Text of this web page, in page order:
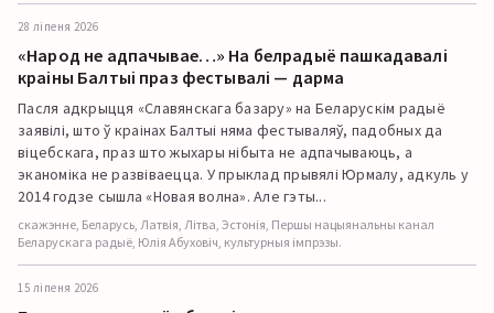
28 ліпеня 2026
«Народ не адпачывае…» На белрадыё пашкадавалі
краіны Балтыі праз фестывалі — дарма
Пасля адкрыцця «Славянскага базару» на Беларускім радыё
заявілі, што ў краінах Балтыі няма фестываляў, падобных да
віцебскага, праз што жыхары нібыта не адпачываюць, а
эканоміка не развіваецца. У прыклад прывялі Юрмалу, адкуль у
2014 годзе сышла «Новая волна». Але гэты...
скажэнне, Беларусь, Латвія, Літва, Эстонія, Першы нацыянальны канал
Беларускага радыё, Юлія Абуховіч, культурныя імпрэзы.
15 ліпеня 2026